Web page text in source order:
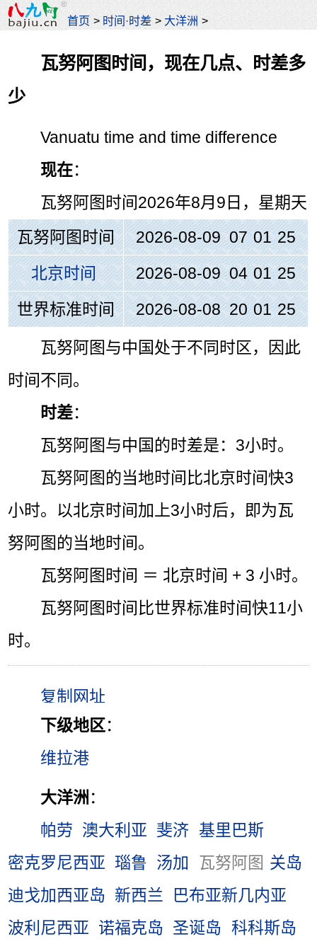
首页 > 时间·时差 > 大洋洲 >
瓦努阿图时间，现在几点、时差多
少
Vanuatu time and time difference
现在：
瓦努阿图时间2026年8月9日，星期天
瓦努阿图时间
2026-08-09 07 :01 25
北京时间
2026-08-09 04 01 25
世界标准时间
2026-08-08 20 :01 25
瓦努阿图与中国处于不同时区，因此
时间不同。
时差：
瓦努阿图与中国的时差是：3小时。
瓦努阿图的当地时间比北京时间快3
小时。以北京时间加上3小时后，即为瓦
努阿图的当地时间。
瓦努阿图时间 ＝ 北京时间 + 3 小时。
瓦努阿图时间比世界标准时间快11小
时。
下级地区：
维拉港
大洋洲 ：
帕劳 澳大利亚 斐济 基里巴斯
密克罗尼西亚 瑙鲁 汤加 瓦努阿图 关岛
迪戈加西亚岛 新西兰
巴布亚新几内亚
波利尼西亚 诺福克岛 圣诞岛 科科斯岛